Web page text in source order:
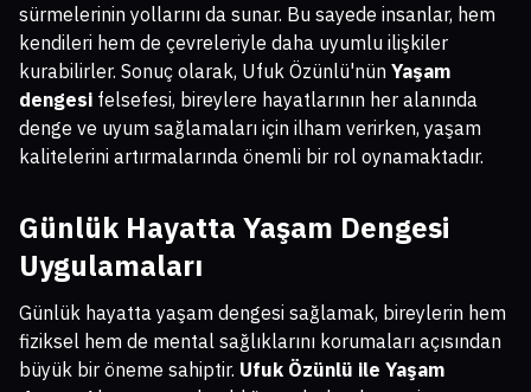
sürmelerinin yollarını da sunar. Bu sayede insanlar, hem
kendileri hem de çevreleriyle daha uyumlu ilişkiler
kurabilirler. Sonuç olarak, Ufuk Özünlü'nün Yaşam
dengesi felsefesi, bireylere hayatlarının her alanında
denge ve uyum sağlamaları için ilham verirken, yaşam
kalitelerini artırmalarında önemli bir rol oynamaktadır.
Günlük Hayatta Yaşam Dengesi
Uygulamaları
Günlük hayatta yaşam dengesi sağlamak, bireylerin hem
fiziksel hem de mental sağlıklarını korumaları açısından
büyük bir öneme sahiptir. Ufuk Özünlü ile Yaşam